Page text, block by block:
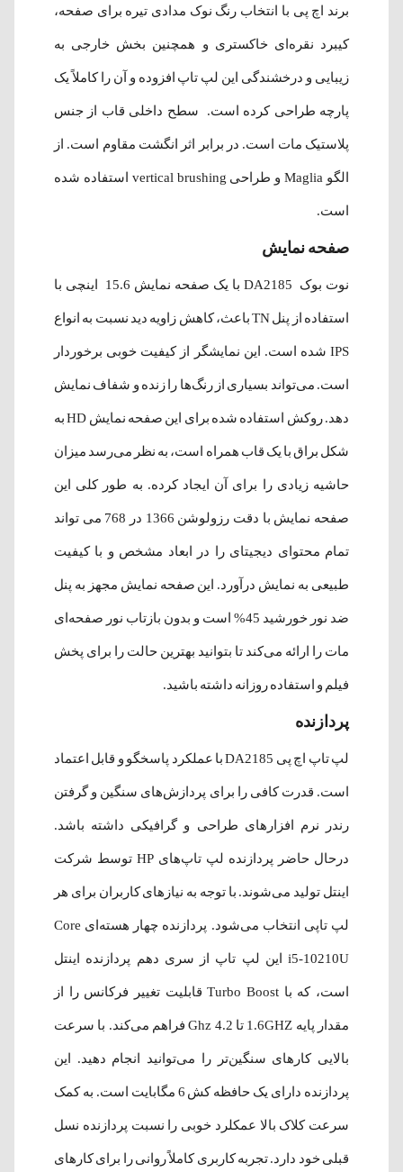
برند اچ پی با انتخاب رنگ نوک مدادی تیره برای صفحه،
کیبرد نقره‌ای خاکستری و همچنین بخش خارجی به
زیبایی و درخشندگی این لپ تاپ افزوده و آن را کاملاً یک
پارچه طراحی کرده است. سطح داخلی قاب از جنس
پلاستیک مات است. در برابر اثر انگشت مقاوم است. از
الگو Maglia و طراحی vertical brushing استفاده شده
است.
صفحه نمایش
نوت بوک DA2185 با یک صفحه نمایش 15.6 اینچی با
استفاده از پنل TN باعث، کاهش زاویه دید نسبت به انواع
IPS شده است. این نمایشگر از کیفیت خوبی برخوردار
است. می‌تواند بسیاری از رنگ‌ها را زنده و شفاف نمایش
دهد. روکش استفاده شده برای این صفحه نمایش HD به
شکل براق با یک قاب همراه است، به نظر می‌رسد میزان
حاشیه زیادی را برای آن ایجاد کرده. به طور کلی این
صفحه نمایش با دقت رزولوشن 1366 در 768 می تواند
تمام محتوای دیجیتای را در ابعاد مشخص و با کیفیت
طبیعی به نمایش درآورد. این صفحه نمایش مجهز به پنل
ضد نور خورشید 45% است و بدون بازتاب نور صفحه‌ای
مات را ارائه می‌کند تا بتوانید بهترین حالت را برای پخش
فیلم و استفاده روزانه داشته باشید.
پردازنده
لپ تاپ اچ پی DA2185 با عملکرد پاسخگو و قابل اعتماد
است. قدرت کافی را برای پردازش‌های سنگین و گرفتن
رندر نرم افزارهای طراحی و گرافیکی داشته باشد.
درحال حاضر پردازنده لپ تاپ‌های HP توسط شرکت
اینتل تولید می‌شوند. با توجه به نیازهای کاربران برای هر
لپ تاپی انتخاب می‌شود. پردازنده چهار هسته‌ای Core
i5-10210U این لپ تاپ از سری دهم پردازنده اینتل
است، که با Turbo Boost قابلیت تغییر فرکانس را از
مقدار پایه 1.6GHZ تا 4.2 Ghz فراهم می‌کند. با سرعت
بالایی کارهای سنگین‌تر را می‌توانید انجام دهید. این
پردازنده دارای یک حافظه کش 6 مگابایت است. به کمک
سرعت کلاک بالا عمکلرد خوبی را نسبت پردازنده نسل
قبلی خود دارد. تجربه کاربری کاملاً روانی را برای کارهای